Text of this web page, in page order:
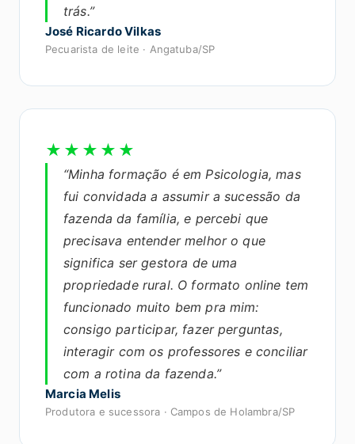
trás.”
José Ricardo Vilkas
Pecuarista de leite · Angatuba/SP
★★★★★
“Minha formação é em Psicologia, mas
fui convidada a assumir a sucessão da
fazenda da família, e percebi que
precisava entender melhor o que
significa ser gestora de uma
propriedade rural. O formato online tem
funcionado muito bem pra mim:
consigo participar, fazer perguntas,
interagir com os professores e conciliar
com a rotina da fazenda.”
Marcia Melis
Produtora e sucessora · Campos de Holambra/SP